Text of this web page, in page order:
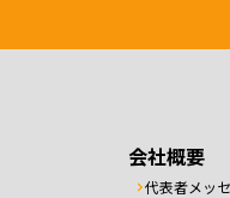
会社概要
代表者メッ